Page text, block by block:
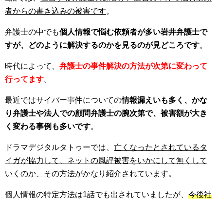
者からの書き込みの被害です。
弁護士の中でも個人情報で悩む依頼者が多い岩井弁護士で
すが、どのように解決するのかを見るのが見どころです。
時代によって、 弁護士の事件解決の方法が次第に変わって
行ってます。
最近ではサイバー事件についての情報漏えいも多く、かな
り弁護士や法人での顧問弁護士の腕次第で、被害額が大き
く変わる事例も多いです。
ドラマデジタルタトゥーでは、 亡くなったとされているタ
イガが協力して、ネットの風評被害をいかにして無くして
いくのか、その方法がかなり紹介されています。
個人情報の特定方法は1話でも出されていましたが、 今後社